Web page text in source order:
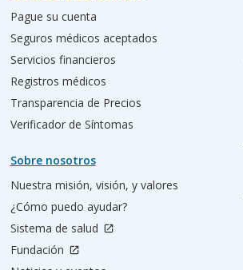
Pague su cuenta
Seguros médicos aceptados
Servicios financieros
Registros médicos
Transparencia de Precios
Verificador de Síntomas
Sobre nosotros
Nuestra misión, visión, y valores
¿Cómo puedo ayudar?
Sistema de salud
Fundación